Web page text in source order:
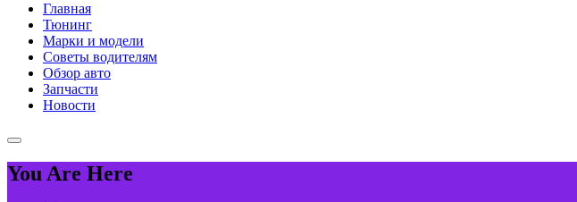
Главная
Тюнинг
Марки и модели
Советы водителям
Обзор авто
Запчасти
Новости
You Are Here